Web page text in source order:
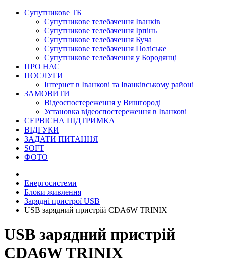
Супутникове ТБ
Супутникове телебачення Іванків
Супутникове телебачення Ірпінь
Супутникове телебачення Буча
Супутникове телебачення Поліське
Супутникове телебачення у Бородянці
ПРО НАС
ПОСЛУГИ
Інтернет в Іванкові та Іванківському районі
ЗАМОВИТИ
Відеоспостереження у Вишгороді
Установка відеоспостереження в Іванкові
СЕРВІСНА ПІДТРИМКА
ВІДГУКИ
ЗАДАТИ ПИТАННЯ
SOFT
ФОТО
Енергосистеми
Блоки живлення
Зарядні пристрої USB
USB зарядний пристрій CDA6W TRINIX
USB зарядний пристрій
CDA6W TRINIX